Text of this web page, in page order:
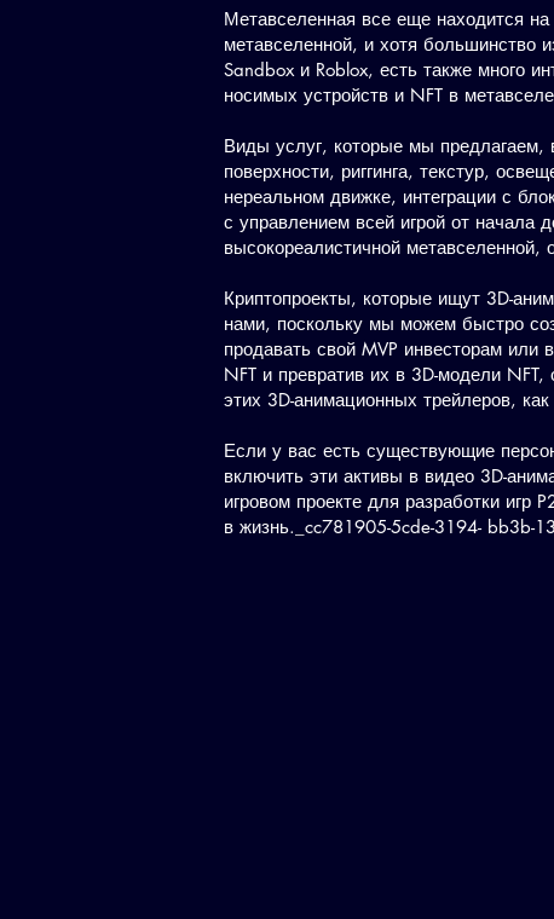
Метавселенная все еще находится
метавселенной, и хотя большинство
Sandbox и Roblox, есть также много
носимых устройств и NFT в
Виды услуг, которые мы предлагаем,
поверхности, риггинга, текстур,
нереальном движке, интеграции с
с управлением всей игрой от
высокореалистичной метавселенной,
Криптопроекты, которые ищут 3D-
нами, поскольку мы можем быстро
продавать свой MVP инвесторам
NFT и превратив их в 3D-модели
этих 3D-анимационных трейлеров,
Если у вас есть существующие
включить эти активы в видео 3D-
игровом проекте для разработки игр
в жизнь._cc781905-5cde-3194- bb3b-